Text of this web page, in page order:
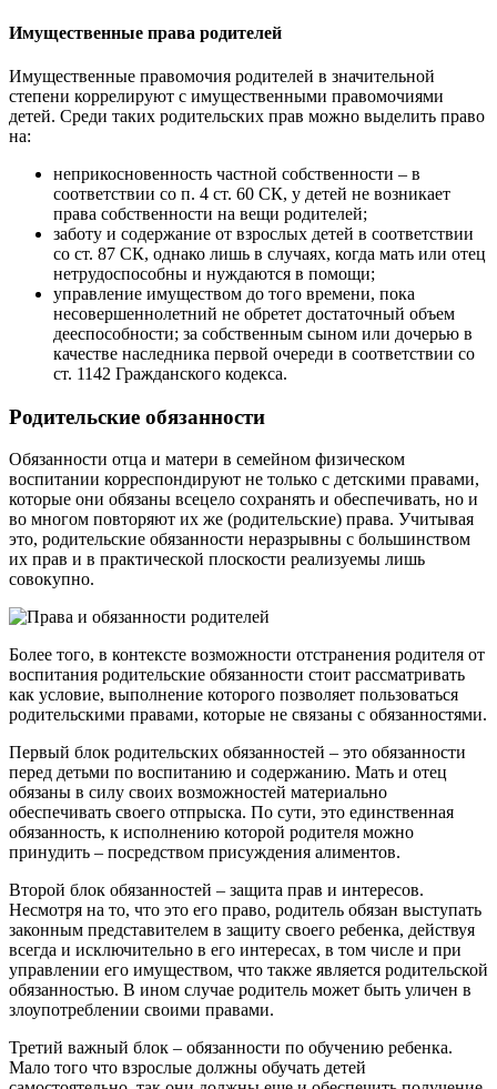
Имущественные права родителей
Имущественные правомочия родителей в значительной
степени коррелируют с имущественными правомочиями
детей. Среди таких родительских прав можно выделить право
на:
неприкосновенность частной собственности – в
соответствии со п. 4 ст. 60 СК, у детей не возникает
права собственности на вещи родителей;
заботу и содержание от взрослых детей в соответствии
со ст. 87 СК, однако лишь в случаях, когда мать или отец
нетрудоспособны и нуждаются в помощи;
управление имуществом до того времени, пока
несовершеннолетний не обретет достаточный объем
дееспособности; за собственным сыном или дочерью в
качестве наследника первой очереди в соответствии со
ст. 1142 Гражданского кодекса.
Родительские обязанности
Обязанности отца и матери в семейном физическом
воспитании корреспондируют не только с детскими правами,
которые они обязаны всецело сохранять и обеспечивать, но и
во многом повторяют их же (родительские) права. Учитывая
это, родительские обязанности неразрывны с большинством
их прав и в практической плоскости реализуемы лишь
совокупно.
Более того, в контексте возможности отстранения родителя от
воспитания родительские обязанности стоит рассматривать
как условие, выполнение которого позволяет пользоваться
родительскими правами, которые не связаны с обязанностями.
Первый блок родительских обязанностей – это обязанности
перед детьми по воспитанию и содержанию. Мать и отец
обязаны в силу своих возможностей материально
обеспечивать своего отпрыска. По сути, это единственная
обязанность, к исполнению которой родителя можно
принудить – посредством присуждения алиментов.
Второй блок обязанностей – защита прав и интересов.
Несмотря на то, что это его право, родитель обязан выступать
законным представителем в защиту своего ребенка, действуя
всегда и исключительно в его интересах, в том числе и при
управлении его имуществом, что также является родительской
обязанностью. В ином случае родитель может быть уличен в
злоупотреблении своими правами.
Третий важный блок – обязанности по обучению ребенка.
Мало того что взрослые должны обучать детей